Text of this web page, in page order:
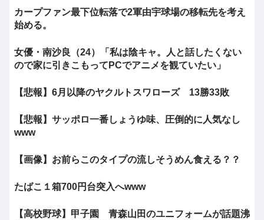
カープファン最下位転落で2軍由宇球場の移転先を考え
始める。
女優・南沙良（24）「私は陰キャ。人と話したくない
ので家に引きこもってPCでアニメを観ていたい」
【悲報】6月以降のヤクルトスワローズ 13勝33敗
【悲報】サッポロ一番しょうゆ味、圧倒的に人気なし
www
【画像】お前らこのタイプの流しそうめん食える？？
たばこ１箱700円台突入へwww
【高校野球】甲子園 青森山田のユニフォームが話題沸